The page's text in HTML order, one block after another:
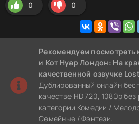
0 0
Рекомендуем посмотреть
и Кот Нуар Лондон: На
качественной озвучке
Дублированный онлайн
качестве HD 720, 1080p
категории Комедии /
Семейные / Фэнтези.